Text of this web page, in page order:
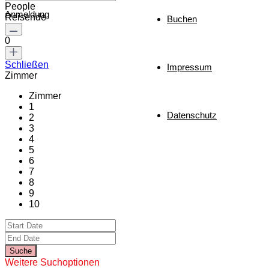
Buchen
Impressum
Datenschutz
Anmeldung
People
Reisende
0
Schließen
Zimmer
Zimmer
1
2
3
4
5
6
7
8
9
10
Weitere Suchoptionen